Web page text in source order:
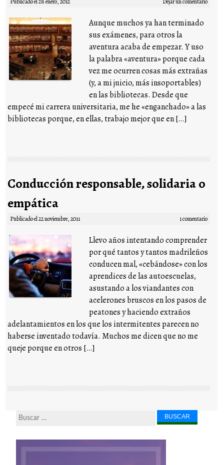
Aunque muchos ya han terminado
sus exámenes, para otros la
aventura acaba de empezar. Y uso
la palabra «aventura» porque cada
vez me ocurren cosas más extrañas
(y, a mi juicio, más insoportables)
en las bibliotecas. Desde que
empecé mi carrera universitaria, me he «enganchado» a las
bibliotecas porque, en ellas, trabajo mejor que en […]
Conducción responsable, solidaria o
empática
Publicado el22 noviembre, 2011 1 comentario
Llevo años intentando comprender
por qué tantos y tantos madrileños
conducen mal, «cebándose» con los
aprendices de las autoescuelas,
asustando a los viandantes con
acelerones bruscos en los pasos de
peatones y haciendo extraños
adelantamientos en los que los intermitentes parecen no
haberse inventado todavía. Muchos me dicen que no me
queje porque en otros […]
Buscar...